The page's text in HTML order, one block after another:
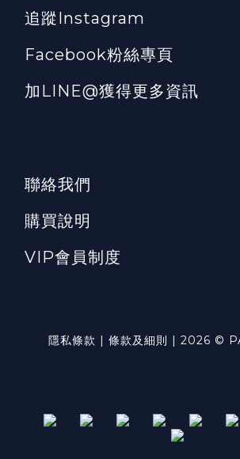
追蹤Instagram
Facebook粉絲專頁
加LINE@獲得更多資訊
聯絡我們
購買說明
VIP會員制度
隱私條款 | 條款及細則 | 2026 ©